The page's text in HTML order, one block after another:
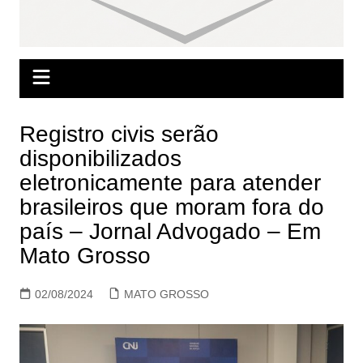
Registro civis serão
disponibilizados
eletronicamente para atender
brasileiros que moram fora do
país – Jornal Advogado – Em
Mato Grosso
02/08/2024 MATO GROSSO